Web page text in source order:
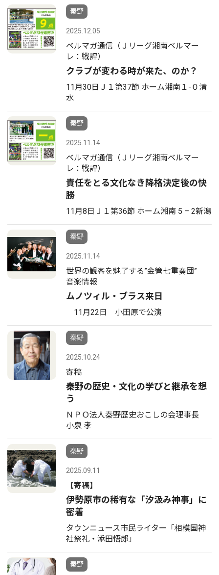
秦野
2025.12.05
ベルマガ通信（Ｊリーグ湘南ベルマー
レ：戦評）
クラブが変わる時が来た、のか？
11月30日Ｊ１第37節 ホーム湘南１-０清
水
秦野
2025.11.14
ベルマガ通信（Ｊリーグ湘南ベルマー
レ：戦評）
責任をとる文化なき降格決定後の快
勝
11月8日Ｊ１第36節 ホーム湘南 5 – 2新潟
秦野
2025.11.14
世界の観客を魅了する”金管七重奏団”
音楽情報
ムノツィル・ブラス来日
11月22日 小田原で公演
秦野
2025.10.24
寄稿
秦野の歴史・文化の学びと継承を想
う
ＮＰＯ法人秦野歴史おこしの会理事長
小泉 孝
秦野
2025.09.11
【寄稿】
伊勢原市の稀有な「汐汲み神事」に
密着
タウンニュース市民ライター「相模国神
社祭礼・添田悟郎」
秦野